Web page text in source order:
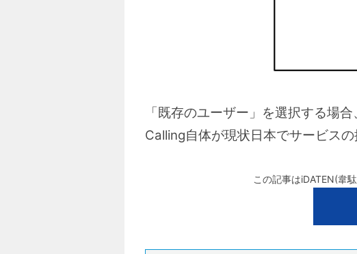
「既存のユーザー」を選択する場
Calling自体が現状日本でサービス
この記事はiDATEN(韋